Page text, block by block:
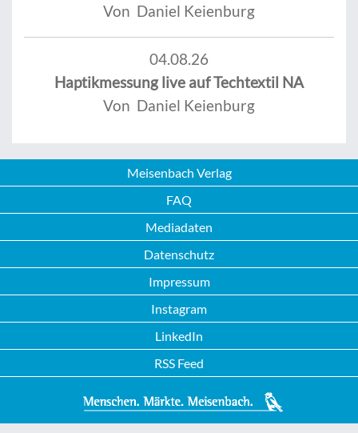
Von Daniel Keienburg
04.08.26
Haptikmessung live auf Techtextil NA
Von Daniel Keienburg
Meisenbach Verlag
FAQ
Mediadaten
Datenschutz
Impressum
Instagram
LinkedIn
RSS Feed